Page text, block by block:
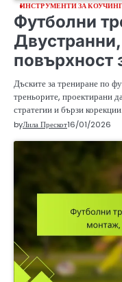
ИНСТРУМЕНТИ ЗА
Футболни
повърхност
Дъските за трениране по
треньорите, проектирани
стратегии и бързи
byЛила Прескот16/01/2026